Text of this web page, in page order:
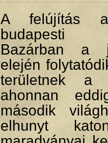
A felújítás
budapesti
Bazárban a
elején
területnek a
ahonnan
második
elhunyt